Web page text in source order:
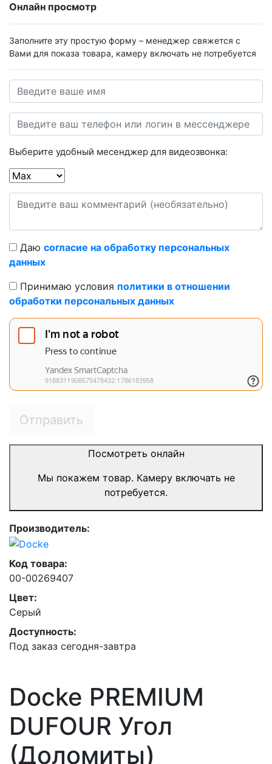
Онлайн просмотр
Заполните эту простую форму – менеджер свяжется с
Вами для показа товара, камеру включать не потребуется
Выберите удобный месенджер для видеозвонка:
Даю согласие на обработку персональных
данных
Принимаю условия политики в отношении
обработки персональных данных
Отправить
Посмотреть онлайн
Мы покажем товар. Камеру включать не
потребуется.
Производитель:
Код товара:
00-00269407
Цвет:
Серый
Доступность:
Под заказ сегодня-завтра
Docke PREMIUM
DUFOUR Угол
(Доломиты)